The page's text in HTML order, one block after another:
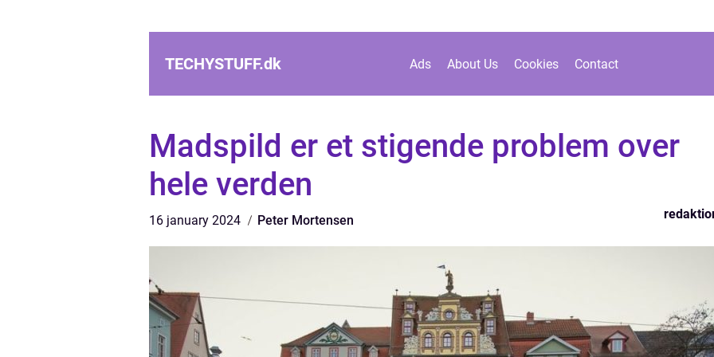
TECHYSTUFF.dk Ads About Us Cookies Contact
Madspild er et stigende problem over
hele verden
16 january 2024 Peter Mortensen